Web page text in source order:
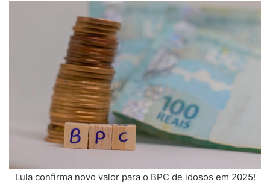
Lula confirma novo valor para o BPC de idosos em 2025!